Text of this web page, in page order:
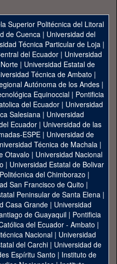
Superior Politécnica del Litoral
de Cuenca| Universidad del
Técnica Particular de Loja|
del Ecuador| Universidad
| Universidad Estatal de
Técnica de Ambato |
Autónoma de los Andes|
Equinoccial| Pontificia
del Ecuador | Universidad
Salesiana | Universidad
Ecuador | Universidad de las
ESPE | Universidad de
Técnica de Machala|
Otavalo | Universidad Nacional
| Universidad Estatal de Bolivar
del Chimborazo |
San Francisco de Quito |
Peninsular de Santa Elena|
Casa Grande | Universidad
de Guayaquil| Pontificia
del Ecuador - Ambato |
Nacional| Universidad
del Carchi| Universidad de
Espíritu Santo | Instituto de